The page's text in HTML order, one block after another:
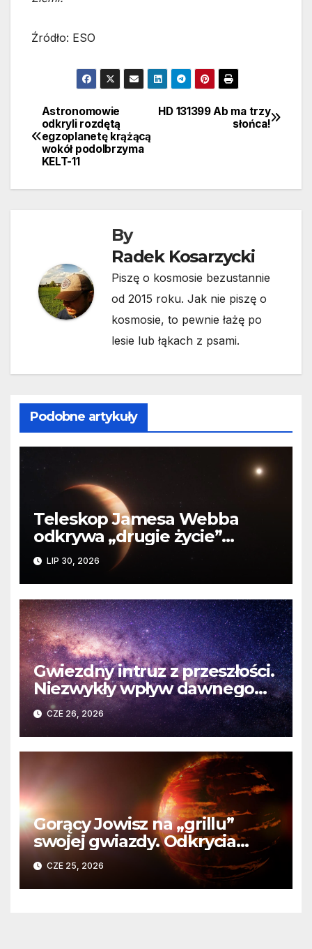
Źródło: ESO
Nawigacja
wpisu
HD 131399 Ab ma trzy
słońca!
Astronomowie
odkryli rozdętą
egzoplanetę krążącą
wokół podolbrzyma
KELT-11
By
Radek Kosarzycki
Piszę o kosmosie bezustannie
od 2015 roku. Jak nie piszę o
kosmosie, to pewnie łażę po
lesie lub łąkach z psami.
Podobne artykuły
Teleskop Jamesa Webba
odkrywa „drugie życie”
planety krążącej wokół
martwej gwiazdy
LIP 30, 2026
Gwiezdny intruz z przeszłości.
Niezwykły wpływ dawnego
spotkania na komety Układu
Słonecznego
CZE 26, 2026
Gorący Jowisz na „grillu”
swojej gwiazdy. Odkrycia
Teleskopu Webba o HD
80606 b
CZE 25, 2026